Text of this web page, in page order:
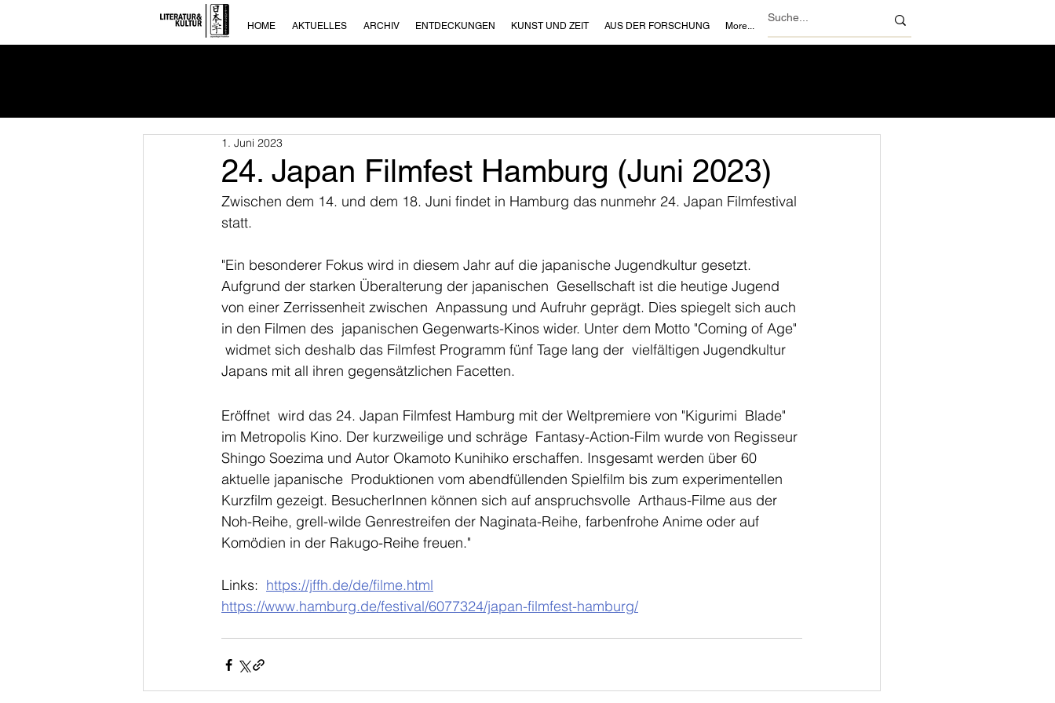
HOME AKTUELLES ARCHIV ENTDECKUNGEN KUNST UND ZEIT AUS DER FORSCHUNG More...
24. Japan Filmfest Hamburg (Juni 2023)
1. Juni 2023
Zwischen dem 14. und dem 18. Juni findet in Hamburg das nunmehr 24. Japan Filmfestival
statt.
"Ein besonderer Fokus wird in diesem Jahr auf die japanische Jugendkultur gesetzt.
Aufgrund der starken Überalterung der japanischen  Gesellschaft ist die heutige Jugend
von einer Zerrissenheit zwischen  Anpassung und Aufruhr geprägt. Dies spiegelt sich auch
in den Filmen des  japanischen Gegenwarts-Kinos wider. Unter dem Motto "Coming of Age"
widmet sich deshalb das Filmfest Programm fünf Tage lang der  vielfältigen Jugendkultur
Japans mit all ihren gegensätzlichen Facetten.
Eröffnet  wird das 24. Japan Filmfest Hamburg mit der Weltpremiere von "Kigurimi  Blade"
im Metropolis Kino. Der kurzweilige und schräge  Fantasy-Action-Film wurde von Regisseur
Shingo Soezima und Autor Okamoto Kunihiko erschaffen. Insgesamt werden über 60
aktuelle japanische  Produktionen vom abendfüllenden Spielfilm bis zum experimentellen
Kurzfilm gezeigt. BesucherInnen können sich auf anspruchsvolle  Arthaus-Filme aus der
Noh-Reihe, grell-wilde Genrestreifen der Naginata-Reihe, farbenfrohe Anime oder auf
Komödien in der Rakugo-Reihe freuen."
Links: https://jffh.de/de/filme.html
https://www.hamburg.de/festival/6077324/japan-filmfest-hamburg/